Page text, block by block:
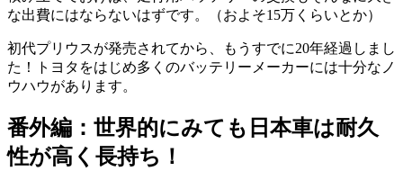
な出費にはならないはずです。（およそ15万くらいとか）
初代プリウスが発売されてから、もうすでに20年経過しまし
た！トヨタをはじめ多くのバッテリーメーカーには十分なノ
ウハウがあります。
番外編：世界的にみても日本車は耐久
性が高く長持ち！